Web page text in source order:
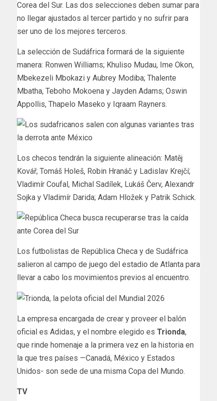
Corea del Sur. Las dos selecciones deben sumar para
no llegar ajustados al tercer partido y no sufrir para
ser uno de los mejores terceros.
La selección de Sudáfrica formará de la siguiente
manera: Ronwen Williams; Khuliso Mudau, Ime Okon,
Mbekezeli Mbokazi y Aubrey Modiba; Thalente
Mbatha, Teboho Mokoena y Jayden Adams; Oswin
Appollis, Thapelo Maseko y Iqraam Rayners.
Los checos tendrán la siguiente alineación: Matěj
Kovář; Tomáš Holeš, Robin Hranáč y Ladislav Krejčí;
Vladimír Coufal, Michal Sadílek, Lukáš Červ, Alexandr
Sojka y Vladimír Darida; Adam Hložek y Patrik Schick.
Los futbolistas de República Checa y de Sudáfrica
salieron al campo de juego del estadio de Atlanta para
llevar a cabo los movimientos previos al encuentro.
La empresa encargada de crear y proveer el balón
oficial es Adidas, y el nombre elegido es Trionda,
que rinde homenaje a la primera vez en la historia en
la que tres países —Canadá, México y Estados
Unidos- son sede de una misma Copa del Mundo.
TV